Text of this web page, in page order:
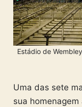
Estádio de
Uma das sete
sua homenagem